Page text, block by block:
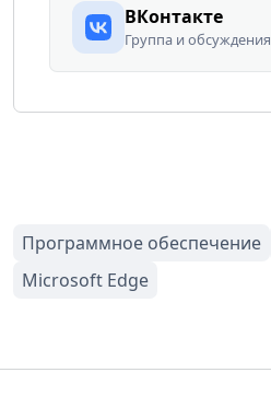
ВКонтакте
Группа и обсуждения